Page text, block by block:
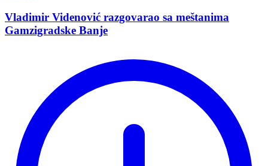
Vladimir Vidеnović razgovarao sa mеštanima
Gamzigradskе Banjе